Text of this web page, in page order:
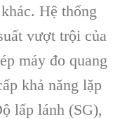
Hệ thống
vượt trội của
máy đo quang
khả năng lặp
lấp lánh (SG),